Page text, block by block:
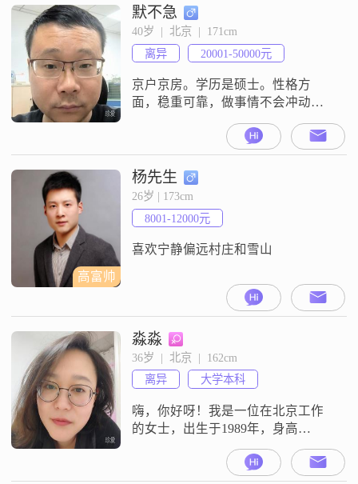
默来调节气氛，让人感到轻松愉快
##3002##在生活中，我自信果断，
做决定时不会犹豫不决##3002##同
时，我也非常重视责任感，无论是
对工作还是
默不急
40岁  |  北京  |  171cm
离异
20001-50000元
京户京房。学历是硕士。性格方
面，稳重可靠，做事情不会冲动，
身边的人带来快乐。自信果断，遇
到问题不逃避，会积极想办法解
决。责任感强，无论是对工作还是
对生活，都会尽力承担起自己该承
担的部分。乐观积极，总是能看到
事情好的一面。耐心包容，不太计
较一些小事。家庭对我来说非常重
高富帅
杨先生
26岁 | 173cm
8001-12000元
喜欢宁静偏远村庄和雪山
淼淼
36岁  |  北京  |  162cm
离异
大学本科
嗨，你好呀！我是一位在北京工作
的女士，出生于1989年，身高
162cm，我理解爱是包容,支持,跟随,
不评判，大家都是成年人，在目前
这个大环境下生存已然不易，搞一